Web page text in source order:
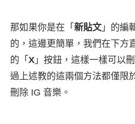
那如果你是在「 新貼文 」的編
的，這邊更簡單，我們在下方
的「 X 」按鈕，這樣一樣可以
過上述教的這兩個方法都僅限
刪除 IG 音樂。